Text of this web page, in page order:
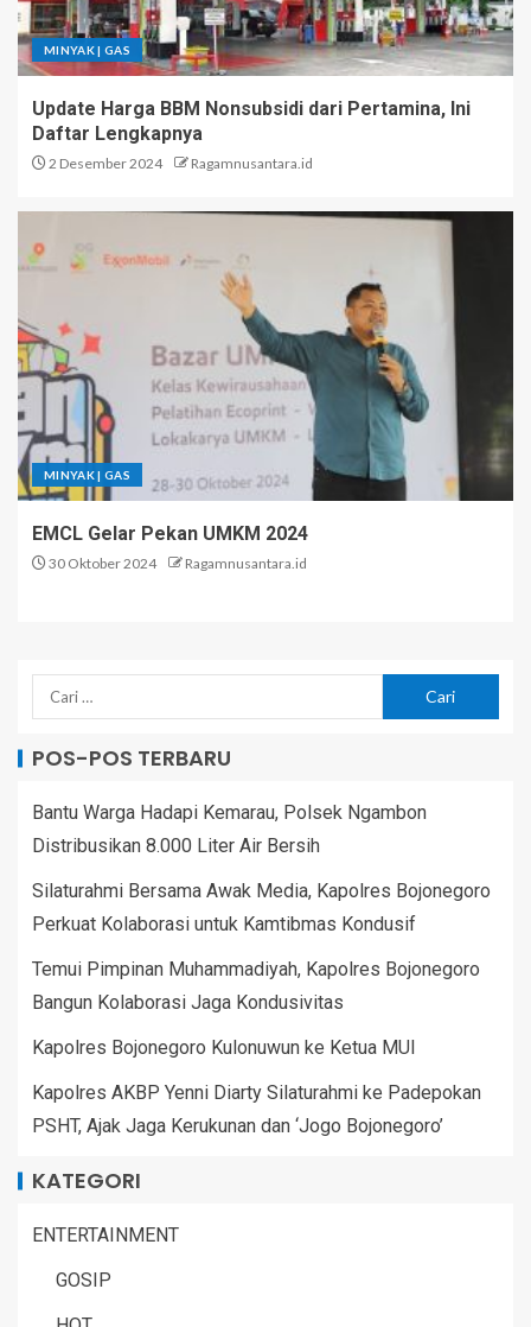
MINYAK | GAS
Update Harga BBM Nonsubsidi dari Pertamina, Ini
Daftar Lengkapnya
2 Desember 2024 Ragamnusantara.id
MINYAK | GAS
EMCL Gelar Pekan UMKM 2024
30 Oktober 2024 Ragamnusantara.id
POS-POS TERBARU
Bantu Warga Hadapi Kemarau, Polsek Ngambon
Distribusikan 8.000 Liter Air Bersih
Silaturahmi Bersama Awak Media, Kapolres Bojonegoro
Perkuat Kolaborasi untuk Kamtibmas Kondusif
Temui Pimpinan Muhammadiyah, Kapolres Bojonegoro
Bangun Kolaborasi Jaga Kondusivitas
Kapolres Bojonegoro Kulonuwun ke Ketua MUI
Kapolres AKBP Yenni Diarty Silaturahmi ke Padepokan
PSHT, Ajak Jaga Kerukunan dan ‘Jogo Bojonegoro’
KATEGORI
ENTERTAINMENT
GOSIP